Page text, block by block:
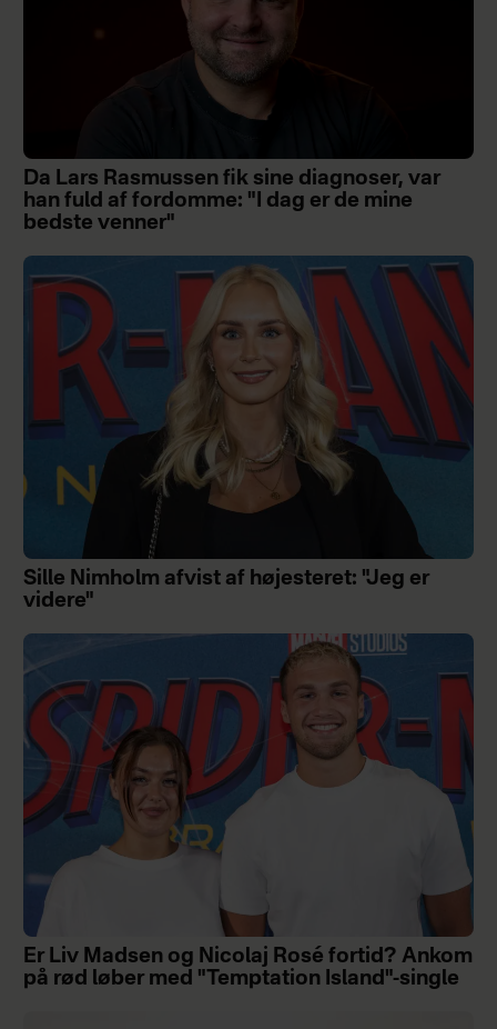
Da Lars Rasmussen fik sine diagnoser, var
han fuld af fordomme: "I dag er de mine
bedste venner"
Sille Nimholm afvist af højesteret: "Jeg er
videre"
Er Liv Madsen og Nicolaj Rosé fortid? Ankom
på rød løber med "Temptation Island"-single